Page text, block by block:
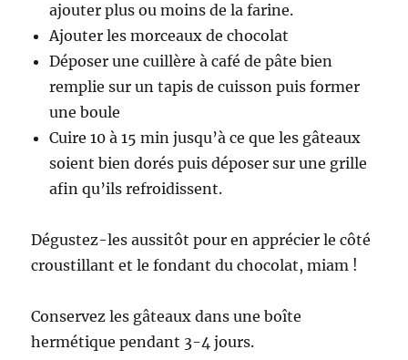
ajouter plus ou moins de la farine.
Ajouter les morceaux de chocolat
Déposer une cuillère à café de pâte bien
remplie sur un tapis de cuisson puis former
une boule
Cuire 10 à 15 min jusqu’à ce que les gâteaux
soient bien dorés puis déposer sur une grille
afin qu’ils refroidissent.
Dégustez-les aussitôt pour en apprécier le côté
croustillant et le fondant du chocolat, miam !
Conservez les gâteaux dans une boîte
hermétique pendant 3-4 jours.